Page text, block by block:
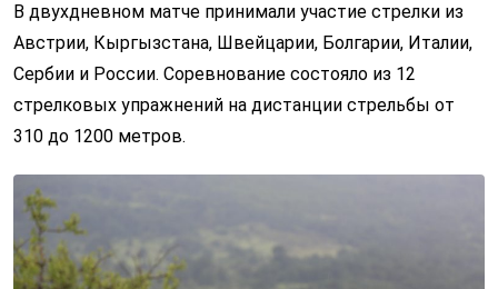
В двухдневном матче принимали участие стрелки из
Австрии, Кыргызстана, Швейцарии, Болгарии, Италии,
Сербии и России. Соревнование состояло из 12
стрелковых упражнений на дистанции стрельбы от
310 до 1200 метров.